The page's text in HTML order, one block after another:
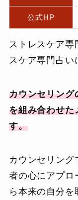
公式HP
ストレスケア専
スケア専門占い
カウンセリング
を組み合わせた
す。
カウンセリング
者の心にアプロ
ら本来の自分を